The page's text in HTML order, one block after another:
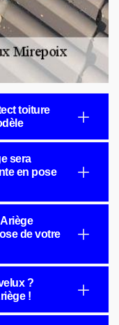
toiture
sera
en pose
de votre
?
!